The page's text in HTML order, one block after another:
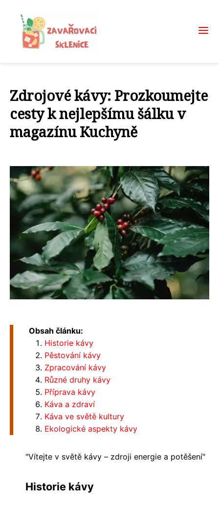
Zdrojové kávy: Prozkoumejte
cesty k nejlepšímu šálku v
magazínu Kuchyně
Obsah článku:
Historie kávy
Pěstování kávy
Zpracování kávy
Různé druhy kávy
Příprava kávy
Káva a zdraví
Káva ve světě kultury
Ekologické aspekty kávy
"Vítejte v světě kávy – zdroji energie a potěšení"
Historie kávy